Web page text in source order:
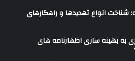
انواع تهدیدها و راهکارهای
بهینه سازی اظهارنامه های